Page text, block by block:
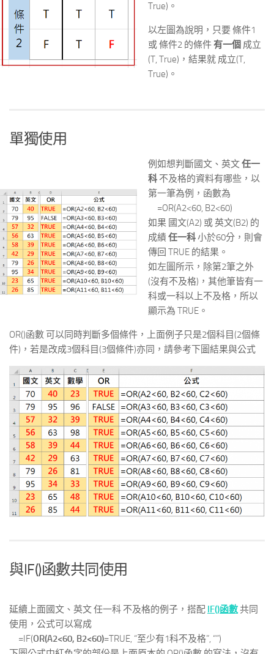
True)。
以左圖為說明，只要 條件1
或 條件2 的條件有一個 成立
(T, True)，結果就 成立(T,
True)。
單獨使用
例如想判斷國文、英文任一
科不及格的資料有哪些，以
第一筆為例，函數為
=OR(A2<60, B2<60)
如果 國文(A2) 或 英文(B2) 的
成績任一科小於60分，則會
傳回 TRUE 的結果。
如左圖所示，除第2筆之外
(沒有不及格)，其他筆皆有一
科或一科以上不及格，所以
顯示為 TRUE。
OR()函數 可以同時判斷多個條件，上面例子只是2個科目(2個條
件)，若是改成3個科目(3個條件)亦同，請參考下圖結果與公式
與IF()函數共同使用
延續上面國文、英文 任一科 不及格的例子，搭配 IF()函數共同
使用，公式可以寫成
=IF(OR(A2<60, B2<60)=TRUE, “至少有1科不及格”, “”)